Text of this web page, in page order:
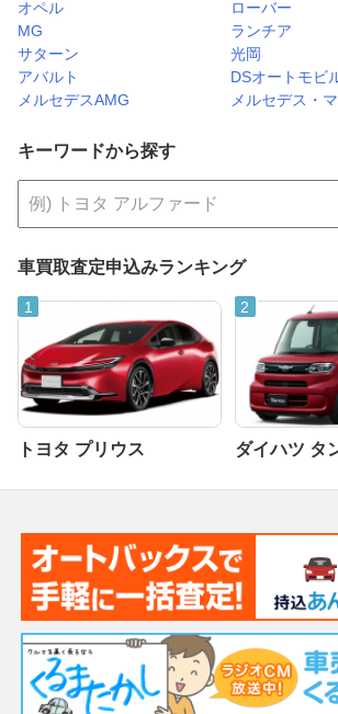
オペル
ローバー
MG
ランチア
サターン
光岡
アバルト
DSオートモビ
メルセデスAMG
メルセデス・
キーワードから探す
車買取査定申込みランキング
トヨタ プリウス ダイハツ タ